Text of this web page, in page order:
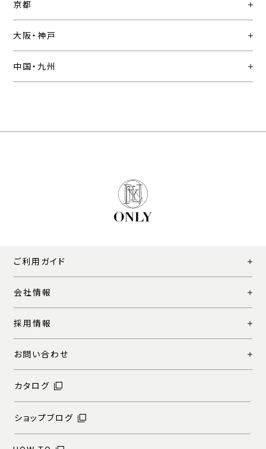
京都
大阪・神戸
中国・九州
ご利用ガイド
会社情報
採用情報
お問い合わせ
カタログ
ショップブログ